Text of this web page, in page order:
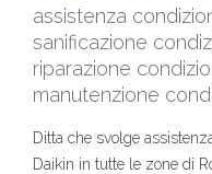
assistenza
sanificazione
riparazione
manutenzione
Ditta che svolge
Daikin in tutte le zone di